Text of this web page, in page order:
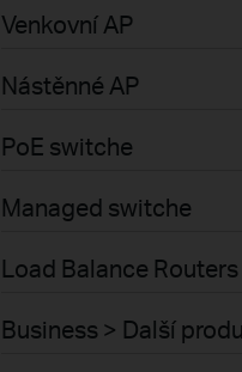
Venkovní AP
Nástěnné AP
PoE switche
Managed switche
Load Balance Routers
Business > Další